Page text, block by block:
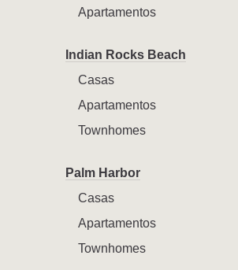
Apartamentos
Indian Rocks Beach
Casas
Apartamentos
Townhomes
Palm Harbor
Casas
Apartamentos
Townhomes